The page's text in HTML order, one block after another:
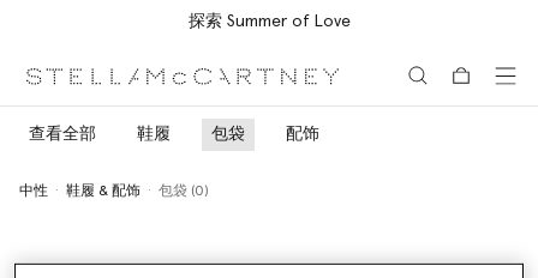
探索 Summer of Love
查看全部 鞋履 包袋 配饰
中性 鞋履 & 配饰 包袋 (0)